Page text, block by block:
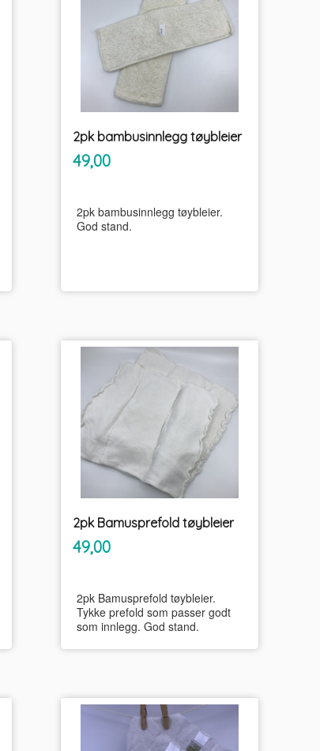
2pk bambusinnlegg tøybleier
Pris
49,00inkl.
mva.
2pk bambusinnlegg tøybleier.
God stand.
2pk Bamusprefold tøybleier
Pris
49,00inkl.
mva.
2pk Bamusprefold tøybleier.
Tykke prefold som passer godt
som innlegg. God stand.